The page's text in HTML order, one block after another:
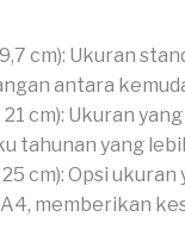
cm): Ukuran
antara
21 cm): Ukuran
tahunan yang
25 cm): Opsi
memberikan